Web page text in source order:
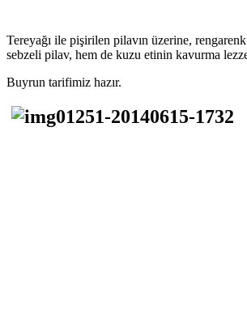
Tereyağı ile pişirilen pilavın üzerine,
sebzeli pilav, hem de kuzu etinin kavurma
Buyrun tarifimiz hazır.